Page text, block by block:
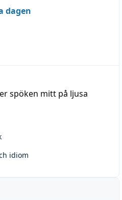
dagen
spöken mitt på ljusa
idiom